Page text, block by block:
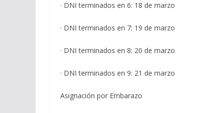
· DNI terminados en 6: 18 de marzo
· DNI terminados en 7: 19 de marzo
· DNI terminados en 8: 20 de marzo
· DNI terminados en 9: 21 de marzo
Asignación por Embarazo